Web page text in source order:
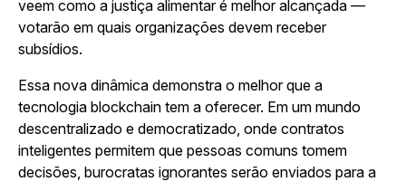
veem como a justiça alimentar é melhor alcançada —
votarão em quais organizações devem receber
subsídios.
Essa nova dinâmica demonstra o melhor que a
tecnologia blockchain tem a oferecer. Em um mundo
descentralizado e democratizado, onde contratos
inteligentes permitem que pessoas comuns tomem
decisões, burocratas ignorantes serão enviados para a